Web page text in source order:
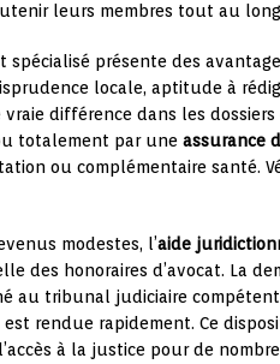
leurs membres tout au
spécialisé présente des
locale, aptitude à
différence dans les
totalement par une assurance
ou complémentaire santé.
modestes, l’aide
des honoraires d’avocat. La
au tribunal judiciaire
est rendue rapidement. Ce
à la justice pour de